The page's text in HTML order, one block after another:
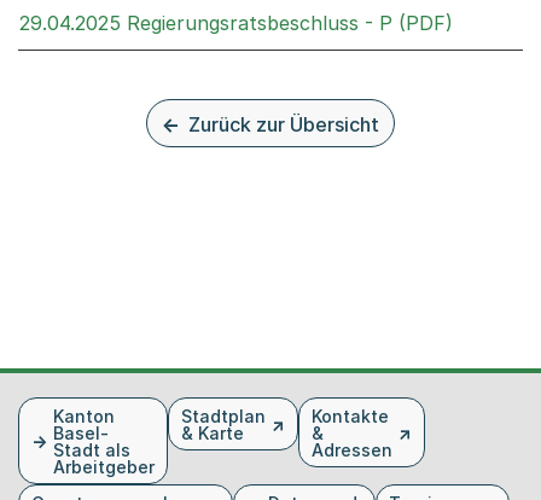
29.04.2025 Regierungsratsbeschluss - P (PDF)
Zurück zur Übersicht
FusszeileKanton
Basel-
Stadt als
Arbeitgeber
Stadtplan
& Karte
Kontakte
&
Adressen